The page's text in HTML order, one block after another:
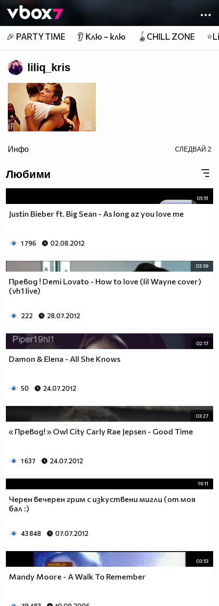
👾
🎉 PARTY TIME 👂 Клю – клю 🪀CHILL ZONE
liliq_kris
Инфо СЛЕДВАЙ 2
Любими
05:51
Justin Bieber ft. Big Sean - As long az you love me
1 796 02.08.2012
03:39
Превод ! Demi Lovato - How to love (lil Wayne cover)
(vh1 live)
222 28.07.2012
02:17
Damon & Elena - All She Knows
50 24.07.2012
03:27
« Превод! » Owl City Carly Rae Jepsen - Good Time
1 637 24.07.2012
19:11
Черен вечерен грим с изкуствени мигли (от моя
бал :)
43 848 07.07.2012
03:53
Mandy Moore - A Walk To Remember